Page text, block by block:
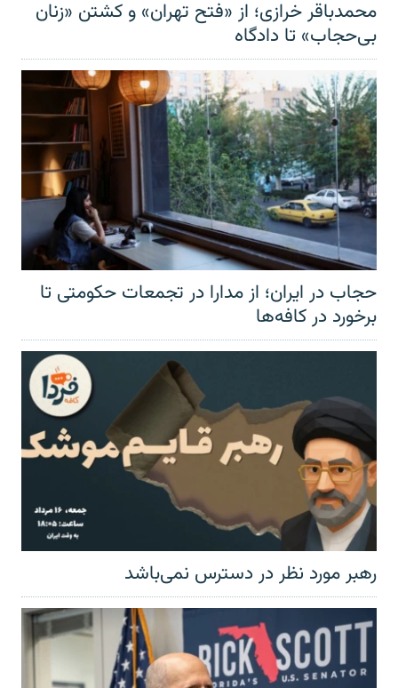
محمدباقر خرازی؛ از «فتح تهران» و کشتن «زنان
بی‌حجاب» تا دادگاه
حجاب در ایران؛ از مدارا در تجمعات حکومتی تا
برخورد در کافه‌ها
رهبر مورد نظر در دسترس نمی‌باشد